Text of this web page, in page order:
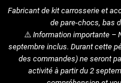
Fabricant de kit carrosserie et
de pare-chocs, bas
⚠️Information importante –
septembre inclus. Durant cette
des commandes) ne seront
activité à partir du 2